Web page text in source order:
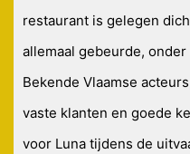
restaurant is gelegen
allemaal gebeurde,
Bekende Vlaamse
vaste klanten en goede
voor Luna tijdens de